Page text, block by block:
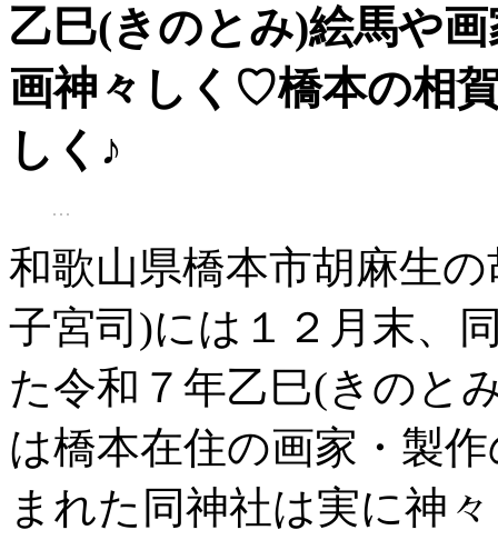
乙巳(きのとみ)絵馬や
画神々しく♡橋本の相
しく♪
和歌山県橋本市胡麻生
子宮司)には１２月末、
た令和７年乙巳(きのと
は橋本在住の画家・製
まれた同神社は実に神